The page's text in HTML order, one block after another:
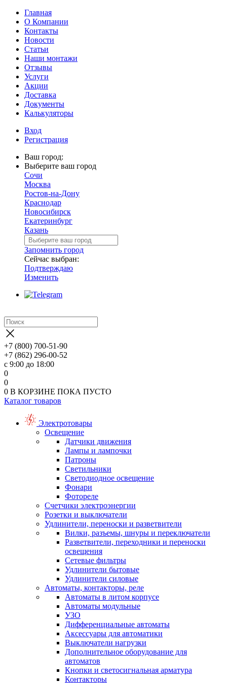
Главная
О Компании
Контакты
Новости
Статьи
Наши монтажи
Отзывы
Услуги
Акции
Доставка
Документы
Калькуляторы
Вход
Регистрация
Ваш город:
Выберите ваш город
Сочи
Москва
Ростов-на-Дону
Краснодар
Новосибирск
Екатеринбург
Казань
Запомнить город
Сейчас выбран:
Подтверждаю
Изменить
+7 (800) 700-51-90
+7 (862) 296-00-52
с 9:00 до 18:00
0
0
0 В КОРЗИНЕ ПОКА ПУСТО
Каталог товаров
Электротовары
Освещение
Датчики движения
Лампы и лампочки
Патроны
Светильники
Светодиодное освещение
Фонари
Фотореле
Счетчики электроэнергии
Розетки и выключатели
Удлинители, переноски и разветвители
Вилки, разъемы, шнуры и переключатели
Разветвители, переходники и переноски
освещения
Сетевые фильтры
Удлинители бытовые
Удлинители силовые
Автоматы, контакторы, реле
Автоматы в литом корпусе
Автоматы модульные
УЗО
Дифференциальные автоматы
Аксессуары для автоматики
Выключатели нагрузки
Дополнительное оборудование для
автоматов
Кнопки и светосигнальная арматура
Контакторы